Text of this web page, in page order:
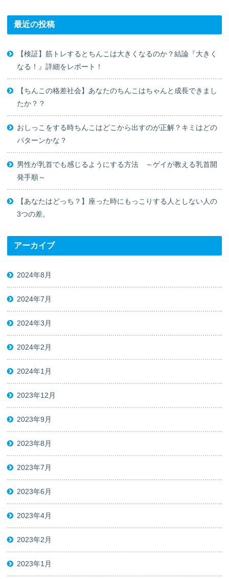
最近の投稿
【検証】筋トレするとちんこは大きくなるのか？結論『大きく
なる！』詳細をレポート！
【ちんこの格差社会】あなたのちんこはちゃんと成長できまし
たか？？
おしっこをする時ちんこはどこから出すのが正解？キミはどの
パターンかな？
男性が乳首でも感じるようにする方法 ～ゲイが教える乳首開
発手順～
【あなたはどっち？】座った時にもっこりする人としない人の
3つの差。
アーカイブ
2024年8月
2024年7月
2024年3月
2024年2月
2024年1月
2023年12月
2023年9月
2023年8月
2023年7月
2023年6月
2023年4月
2023年2月
2023年1月